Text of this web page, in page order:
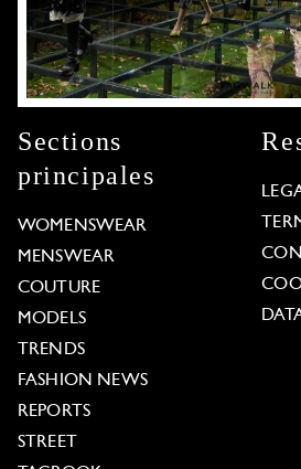
Sections
principales
WOMENSWEAR
MENSWEAR
COUTURE
MODELS
TRENDS
FASHION NEWS
REPORTS
STREET